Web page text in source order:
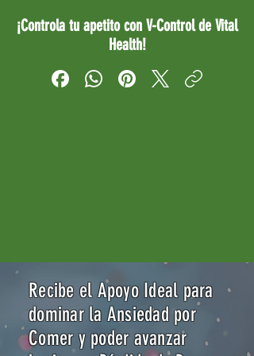
¡Controla tu apetito con V-Control de Vital
Health!
Recibe el Apoyo Ideal para
dominar la Ansiedad por
Comer y poder avanzar